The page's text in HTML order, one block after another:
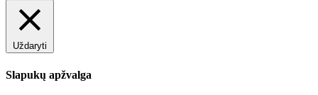
Uždaryti
Slapukų apžvalga